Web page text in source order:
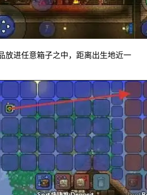
放进任意箱子之中，距离出生地近一